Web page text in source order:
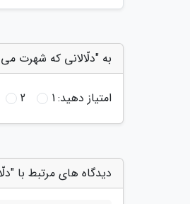
به "دلّالانی که شهرت
امتیاز دهید:1
2
دیدگاه های مرتبط با